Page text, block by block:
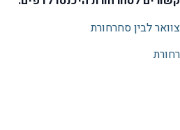
לבין סחרחורת